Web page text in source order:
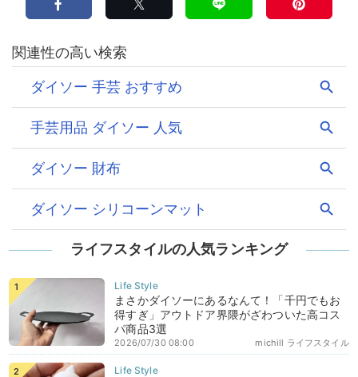
ライフスタイルの人気ランキング
まさかダイソーにあるなんて！「千円でもお
得すぎ」アウトドア界隈がざわついた高コス
パ商品3選
michill ライフスタイル
2026/07/30 08:00